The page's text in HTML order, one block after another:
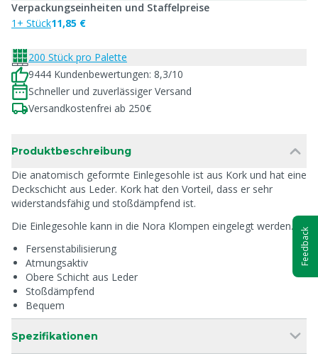
Verpackungseinheiten und Staffelpreise
1+ Stück11,85 €
200 Stück pro Palette
9444 Kundenbewertungen: 8,3/10
Schneller und zuverlässiger Versand
Versandkostenfrei ab 250€
Produktbeschreibung
Die anatomisch geformte Einlegesohle ist aus Kork und hat eine
Deckschicht aus Leder. Kork hat den Vorteil, dass er sehr
widerstandsfähig und stoßdämpfend ist.
Die Einlegesohle kann in die Nora Klompen eingelegt werden.
Fersenstabilisierung
Atmungsaktiv
Obere Schicht aus Leder
Stoßdämpfend
Bequem
Spezifikationen
Feedback